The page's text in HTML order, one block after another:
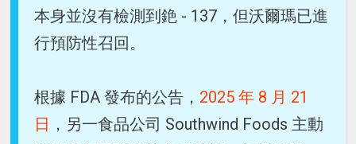
本身並沒有檢測到銫 - 137，但沃爾瑪已進
行預防性召回。
根據 FDA 發布的公告， 2025 年 8 月 21
日 ，另一食品公司 Southwind Foods 主動